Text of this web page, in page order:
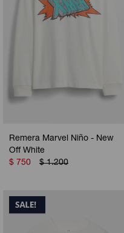
Remera Marvel Niño - New
Off White
$ 750 $ 1.200